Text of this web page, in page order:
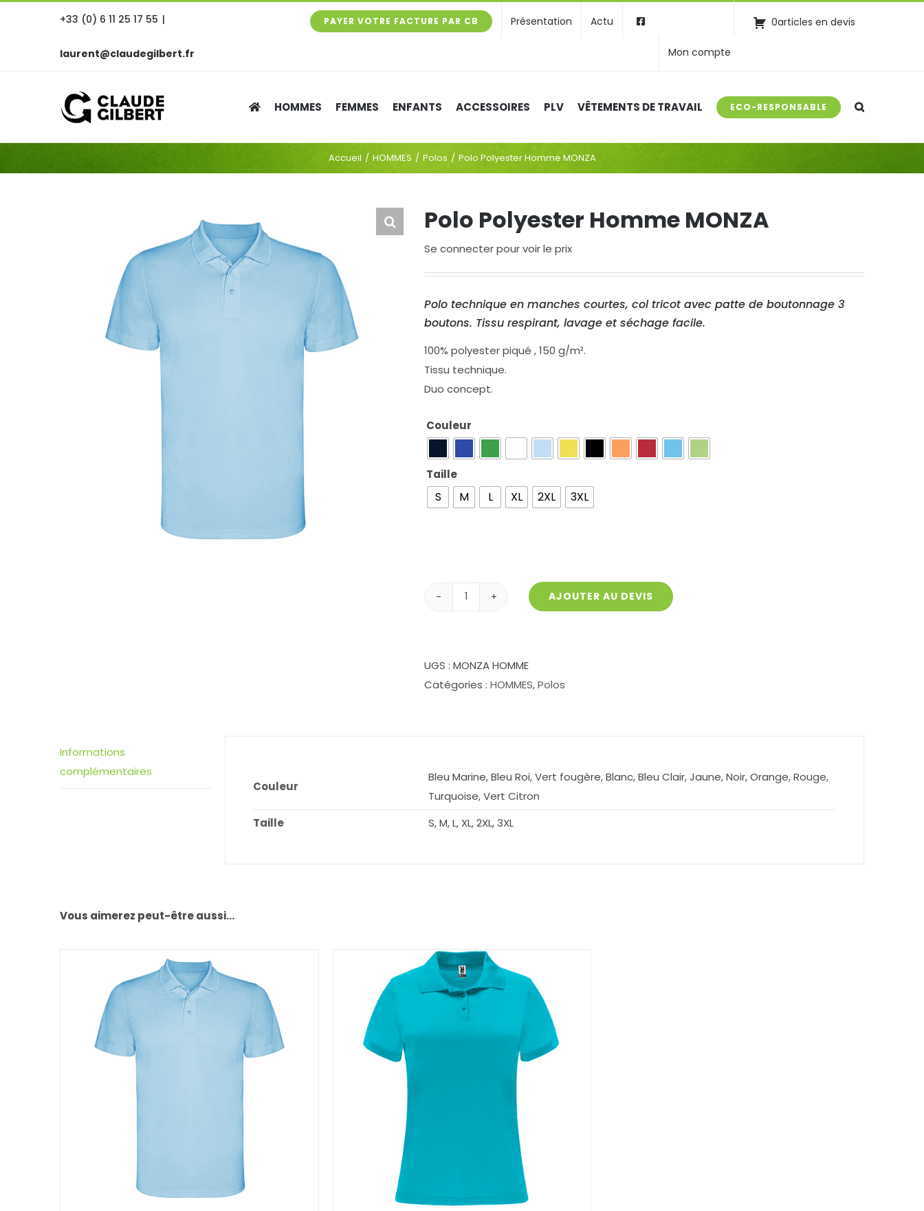
+33 (0) 6 11 25 17 55 |
laurent@claudegilbert.fr
PAYER VOTRE FACTURE PAR CB Présentation Actu 0articles en devis
Mon compte
HOMMES FEMMES ENFANTS ACCESSOIRES PLV VÊTEMENTS DE TRAVAIL ECO-RESPONSABLE
Accueil HOMMES Polos Polo Polyester Homme MONZA
Polo Polyester Homme MONZA
Se connecter pour voir le prix
Polo technique en manches courtes, col tricot avec patte de boutonnage 3
boutons. Tissu respirant, lavage et séchage facile.
100% polyester piqué , 150 g/m².
Tissu technique.
Duo concept.
Couleur
Taille
S M L XL 2XL 3XL
Polyester
Homme
AJOUTER AU DEVIS
UGS : MONZA HOMME
Catégories : HOMMES,Polos
Informations
complémentaires
Couleur
Bleu Marine, Bleu Roi, Vert fougère, Blanc, Bleu Clair, Jaune, Noir, Orange, Rouge,
Turquoise, Vert Citron
Taille
S, M, L, XL, 2XL, 3XL
Vous aimerez peut-être aussi…